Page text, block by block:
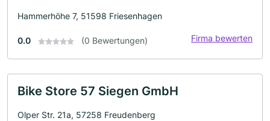
Hammerhöhe 7, 51598 Friesenhagen
0.0 (0 Bewertungen) Firma bewerten
Bike Store 57 Siegen GmbH
Olper Str. 21a, 57258 Freudenberg